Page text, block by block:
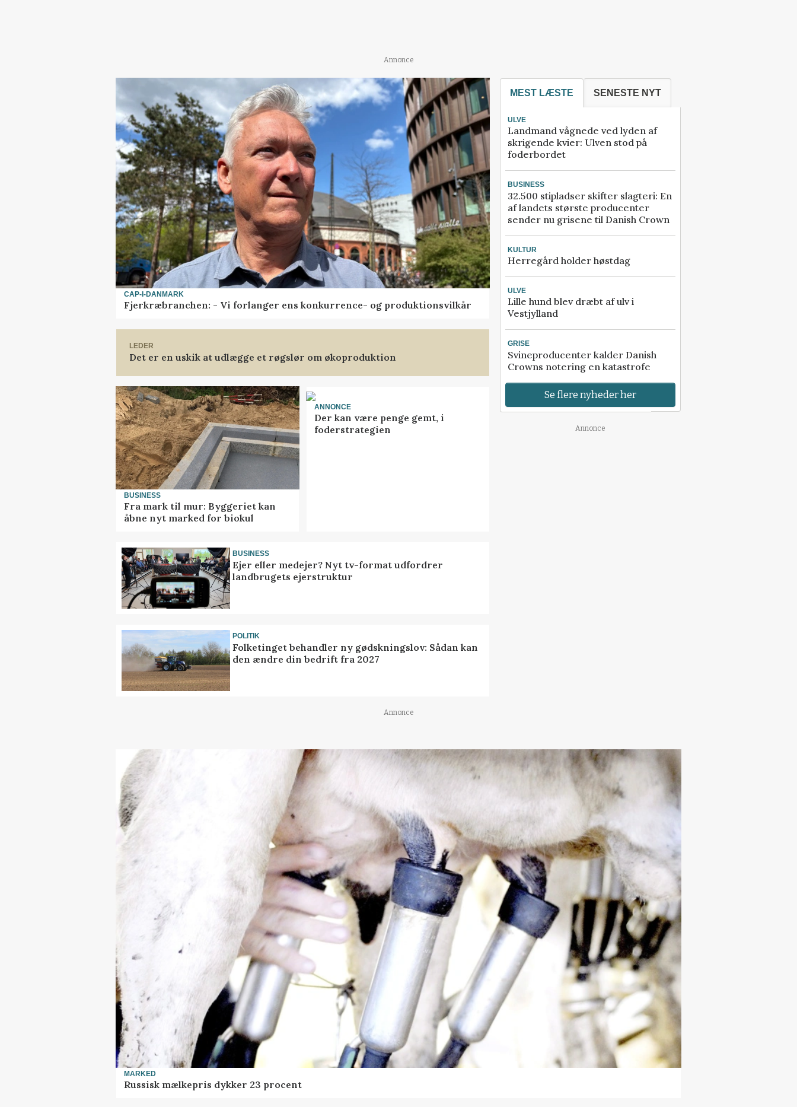
Annonce
CAP-I-DANMARK
Fjerkræbranchen: - Vi forlanger ens konkurrence- og produktionsvilkår
LEDER
Det er en uskik at udlægge et røgslør om økoproduktion
BUSINESS
Fra mark til mur: Byggeriet kan
åbne nyt marked for biokul
ANNONCE
Der kan være penge gemt, i
foderstrategien
BUSINESS
Ejer eller medejer? Nyt tv-format udfordrer
landbrugets ejerstruktur
POLITIK
Folketinget behandler ny gødskningslov: Sådan kan
den ændre din bedrift fra 2027
MEST LÆSTE SENESTE NYT
ULVE
Landmand vågnede ved lyden af
skrigende kvier: Ulven stod på
foderbordet
BUSINESS
32.500 stipladser skifter slagteri: En
af landets største producenter
sender nu grisene til Danish Crown
KULTUR
Herregård holder høstdag
ULVE
Lille hund blev dræbt af ulv i
Vestjylland
GRISE
Svineproducenter kalder Danish
Crowns notering en katastrofe
Se flere nyheder her
Annonce
Annonce
MARKED
Russisk mælkepris dykker 23 procent